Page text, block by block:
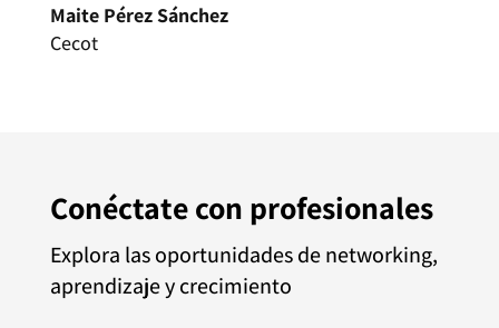
Maite Pérez Sánchez
Cecot
Conéctate con profesionales
Explora las oportunidades de networking,
aprendizaje y crecimiento